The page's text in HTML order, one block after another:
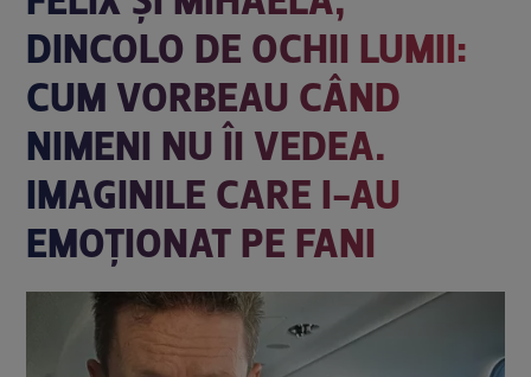
DINCOLO DE OCHII LUMII:
CUM VORBEAU CÂND
NIMENI NU ÎI VEDEA.
IMAGINILE CARE I-AU
EMOȚIONAT PE FANI